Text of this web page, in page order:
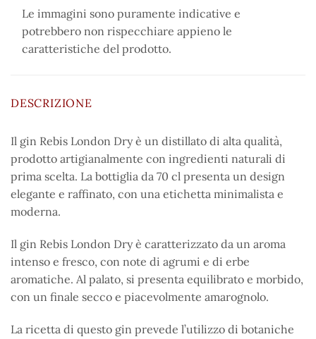
Le immagini sono puramente indicative e
potrebbero non rispecchiare appieno le
caratteristiche del prodotto.
DESCRIZIONE
Il gin Rebis London Dry è un distillato di alta qualità,
prodotto artigianalmente con ingredienti naturali di
prima scelta. La bottiglia da 70 cl presenta un design
elegante e raffinato, con una etichetta minimalista e
moderna.
Il gin Rebis London Dry è caratterizzato da un aroma
intenso e fresco, con note di agrumi e di erbe
aromatiche. Al palato, si presenta equilibrato e morbido,
con un finale secco e piacevolmente amarognolo.
La ricetta di questo gin prevede l’utilizzo di botaniche